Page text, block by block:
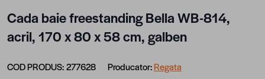
Cada baie freestanding Bella WB-814,
acril, 170 x 80 x 58 cm, galben
COD PRODUS:277628 Producator:Regata